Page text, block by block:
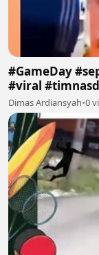
#GameDay
#viral
Dimas Ardiansyah•0